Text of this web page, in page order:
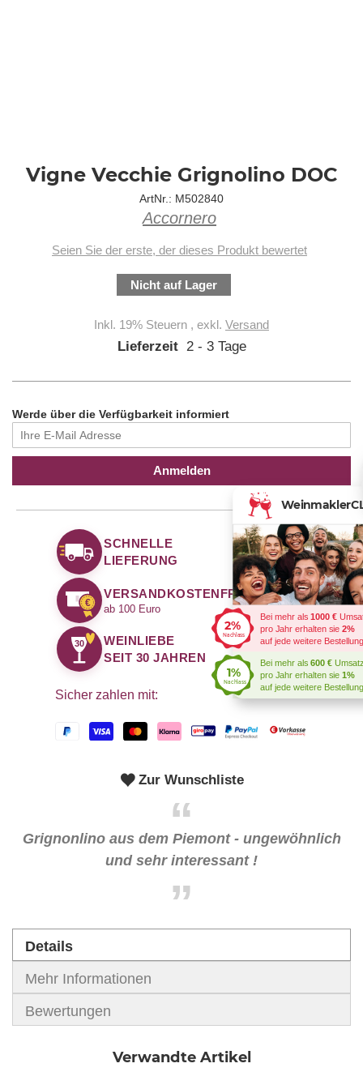
Zum
Anfang
Vigne Vecchie Grignolino DOC
ArtNr.: M502840
Accornero
Seien Sie der erste, der dieses Produkt bewertet
Nicht auf Lager
Inkl. 19% Steuern , exkl. Versand
Lieferzeit 2 - 3 Tage
Werde über die Verfügbarkeit informiert
Anmelden
SCHNELLE
LIEFERUNG
€
VERSANDKOSTENFREI
ab 100 Euro
30
WEINLIEBE
SEIT 30 JAHREN
Sicher zahlen mit:
Zur Wunschliste
Grignonlino aus dem Piemont - ungewöhnlich
und sehr interessant !
Details
Mehr Informationen
Bewertungen
Verwandte Artikel
2%
Nachlass
Bei mehr als 1000 €Umsatz
pro Jahr erhalten sie 2%
auf jede weitere Bestellung
1%
Nachlass
Bei mehr als 600 €Umsatz
pro Jahr erhalten sie 1%
auf jede weitere Bestellung